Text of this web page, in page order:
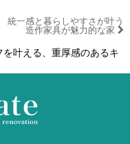
統一感と暮らしやすさが叶う
造作家具が魅力的な家
を叶える、重厚感のあるキ